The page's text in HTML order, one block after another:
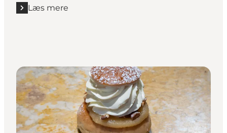
Læs mere
Læs mere "Bageriet BRØD"